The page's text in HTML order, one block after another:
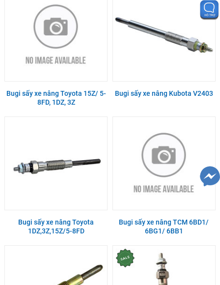
Bugi sấy xe nâng Toyota 15Z/ 5-
8FD, 1DZ, 3Z
Bugi sấy xe nâng Kubota V2403
Bugi sấy xe nâng Toyota
1DZ,3Z,15Z/5-8FD
Bugi sấy xe nâng TCM 6BD1/
6BG1/ 6BB1